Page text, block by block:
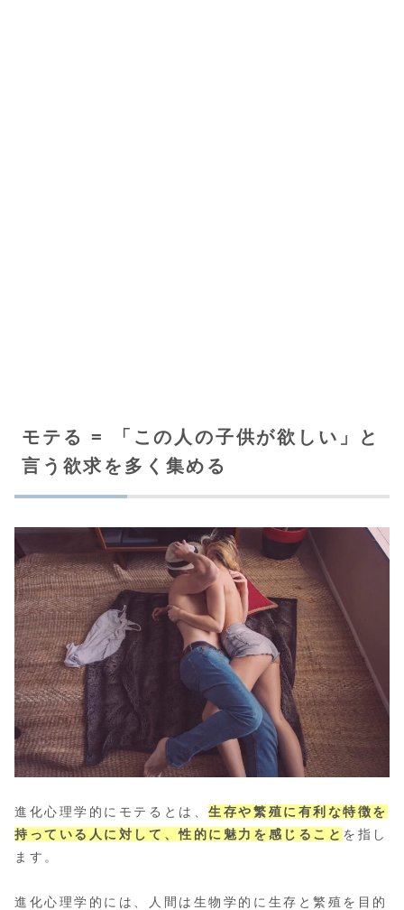
モテる = 「この人の子供が欲しい」と
言う欲求を多く集める
進化心理学的にモテるとは、生存や繁殖に有利な特徴を
持っている人に対して、性的に魅力を感じること を指し
ます。
進化心理学的には、人間は生物学的に生存と繁殖を目的